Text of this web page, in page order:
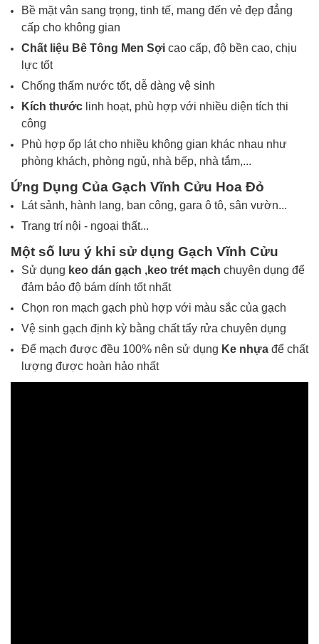
Bề mặtvân sang trọng, tinh tế, mang đến vẻ đẹp đẳng
cấp cho không gian
Chất liệu Bê Tông Men Sợi cao cấp, độ bền cao, chịu
lực tốt
Chống thấm nước tốt, dễ dàng vệ sinh
Kích thước linh hoạt, phù hợp với nhiều diện tích thi
công
Phù hợp ốp lát cho nhiều không gian khác nhau như
phòng khách, phòng ngủ, nhà bếp, nhà tắm,...
Ứng Dụng Của Gạch Vĩnh Cửu Hoa Đỏ
Lát sảnh, hành lang, ban công, gara ô tô, sân vườn...
Trang trí nội - ngoại thất...
Một số lưu ý khi sử dụng Gạch Vĩnh Cửu
Sử dụng keo dán gạch ,keo trét mạch chuyên dụng để
đảm bảo độ bám dính tốt nhất
Chọn ron mạch gạch phù hợp với màu sắc của gạch
Vệ sinh gạch định kỳ bằng chất tẩy rửa chuyên dụng
Để mạch được đều 100% nên sử dụng Ke nhựa để chất
lượng được hoàn hảo nhất